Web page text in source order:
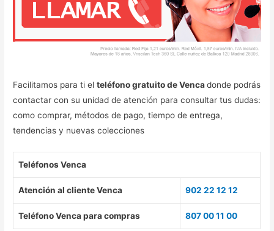
Facilitamos para ti elteléfono gratuito de Vencadonde podrás
contactar con su unidad de atención para consultar tus dudas:
como comprar, métodos de pago, tiempo de entrega,
tendencias y nuevas colecciones
Teléfonos Venca
Atención al cliente Venca 902 22 12 12
Teléfono Venca para compras 807 00 11 00